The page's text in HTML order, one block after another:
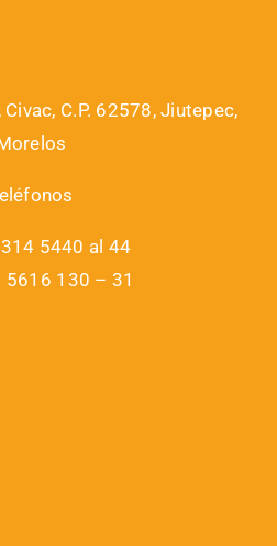
C.P. 62578, Jiutepec,
5440 al 44
5616 130 – 31